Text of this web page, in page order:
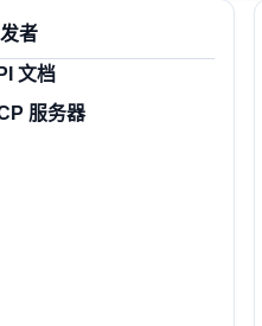
者
文档
服务器